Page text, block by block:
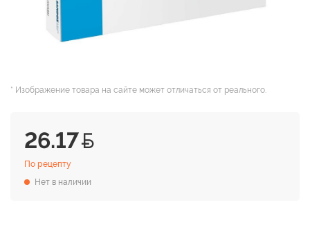
* Изображение товара на сайте может отличаться от реального.
26.17
По рецепту
Нет в наличии